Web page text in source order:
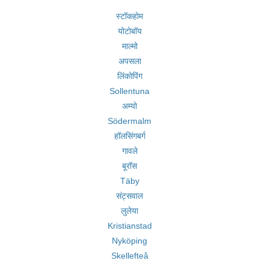
स्टॉकहोम
योटोबॉय
माल्मो
अपसला
लिंकोपिंग
Sollentuna
अम्यो
Södermalm
हॉलसिंगबर्ग
गावले
बूरॉस
Täby
संट्सवाल
लुलेया
Kristianstad
Nyköping
Skellefteå